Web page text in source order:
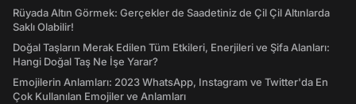
Rüyada Altın Görmek: Gerçekler de Saadetiniz de Çil Çil Altınlarda
Saklı Olabilir!
Doğal Taşların Merak Edilen Tüm Etkileri, Enerjileri ve Şifa Alanları:
Hangi Doğal Taş Ne İşe Yarar?
Emojilerin Anlamları: 2023 WhatsApp, Instagram ve Twitter'da En
Çok Kullanılan Emojiler ve Anlamları